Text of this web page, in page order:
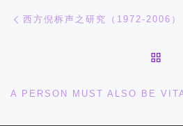
文章导航
西方倪柝声之研究（1972-2006）